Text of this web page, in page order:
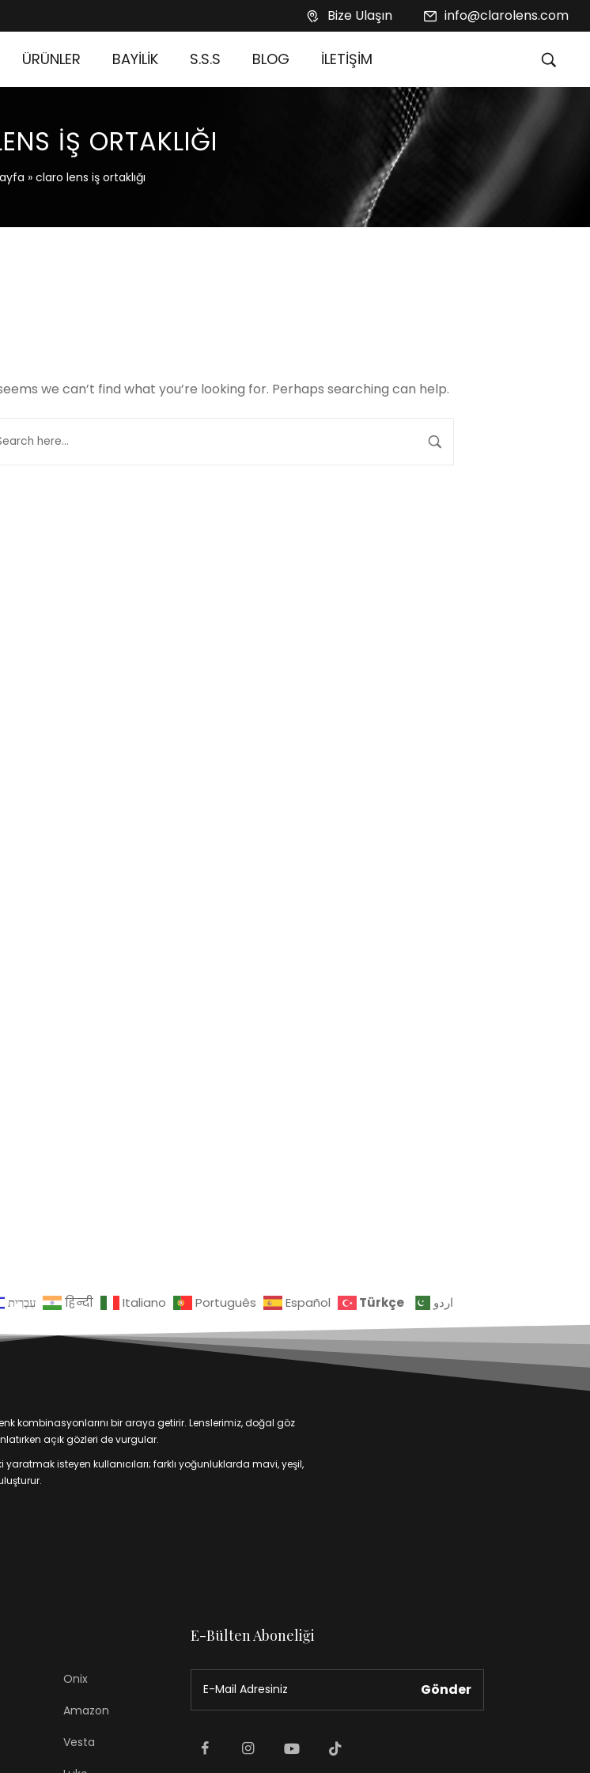
Bize Ulaşın info@clarolens.com
ÜRÜNLER BAYİLİK S.S.S BLOG İLETİŞİM
IŞ ORTAKLIĞI
» claro lens iş ortaklığı
we can’t find what you’re looking for. Perhaps searching can help.
עִבְרִית हिन्दी Italiano Português Español Türkçe اردو
kombinasyonlarını bir araya getirir. Lenslerimiz, doğal göz
açık gözleri de vurgular.
isteyen kullanıcıları; farklı yoğunluklarda mavi, yeşil,
Onix
Amazon
Vesta
E-Bülten Aboneliği
Gönder